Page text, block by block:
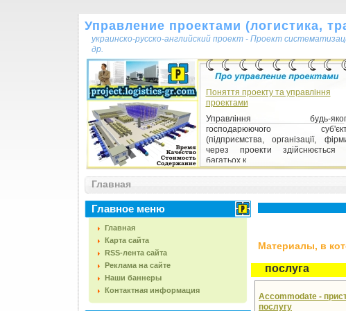
Управление проектами (логистика,
украинско-русско-английский проект - Проект
др.
Поняття проекту та управління
проектами
Управління будь-
господарюючого
(підприємства, організації,
через проекти здійснюється
багатьох к...
Главная
Главное меню
Главная
Карта сайта
RSS-лента сайта
Реклама на сайте
Наши баннеры
Контактная информация
Материалы, в
послуга
Accommodate -
послугу